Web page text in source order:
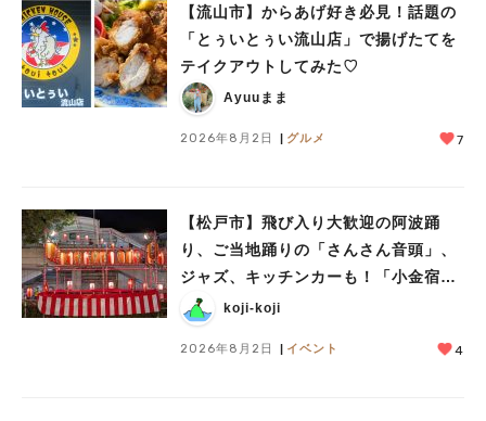
【流山市】からあげ好き必見！話題の
「とぅいとぅい流山店」で揚げたてを
テイクアウトしてみた♡
Ayuuまま
2026年8月2日 グルメ 7
【松戸市】飛び入り大歓迎の阿波踊
り、ご当地踊りの「さんさん音頭」、
ジャズ、キッチンカーも！「小金宿ま
つり」8/28-30開催！
koji-koji
2026年8月2日 イベント 4